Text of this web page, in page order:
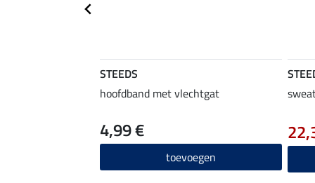
STEEDS
hoofdband met vlechtgat
4,99 €
toevoegen